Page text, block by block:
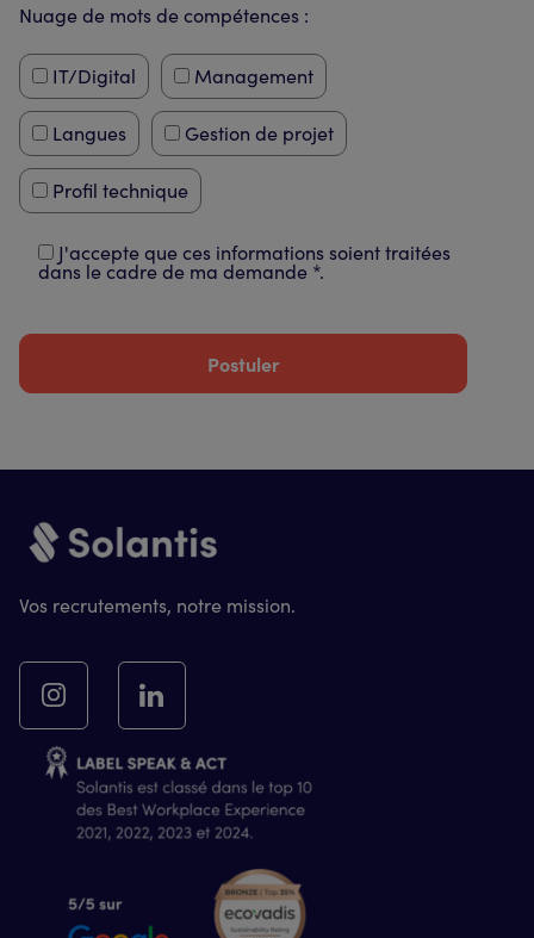
Nuage de mots de compétences :
IT/Digital Management
Langues Gestion de projet
Profil technique
J'accepte que ces informations soient traitées
dans le cadre de ma demande *.
Vos recrutements, notre mission.